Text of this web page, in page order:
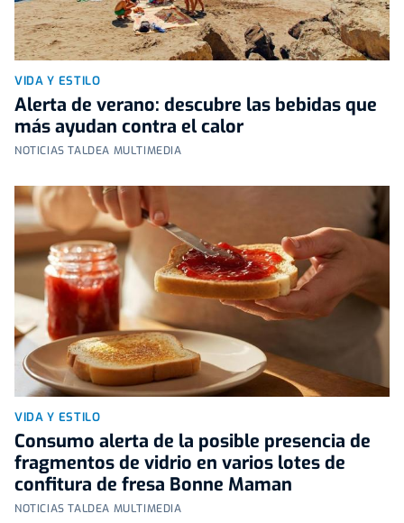
VIDA Y ESTILO
Alerta de verano: descubre las bebidas que
más ayudan contra el calor
NOTICIAS TALDEA MULTIMEDIA
VIDA Y ESTILO
Consumo alerta de la posible presencia de
fragmentos de vidrio en varios lotes de
confitura de fresa Bonne Maman
NOTICIAS TALDEA MULTIMEDIA